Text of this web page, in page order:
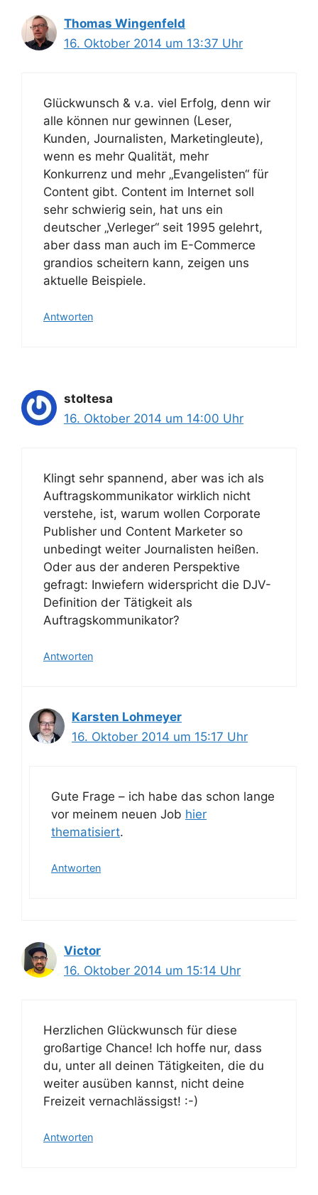
Thomas Wingenfeld
16. Oktober 2014 um 13:37 Uhr
Glückwunsch & v.a. viel Erfolg, denn wir
alle können nur gewinnen (Leser,
Kunden, Journalisten, Marketingleute),
wenn es mehr Qualität, mehr
Konkurrenz und mehr „Evangelisten“ für
Content gibt. Content im Internet soll
sehr schwierig sein, hat uns ein
deutscher „Verleger“ seit 1995 gelehrt,
aber dass man auch im E-Commerce
grandios scheitern kann, zeigen uns
aktuelle Beispiele.
Antworten
stoltesa
16. Oktober 2014 um 14:00 Uhr
Klingt sehr spannend, aber was ich als
Auftragskommunikator wirklich nicht
verstehe, ist, warum wollen Corporate
Publisher und Content Marketer so
unbedingt weiter Journalisten heißen.
Oder aus der anderen Perspektive
gefragt: Inwiefern widerspricht die DJV-
Definition der Tätigkeit als
Auftragskommunikator?
Antworten
Karsten Lohmeyer
16. Oktober 2014 um 15:17 Uhr
Gute Frage – ich habe das schon lange
vor meinem neuen Job hier
thematisiert.
Antworten
Victor
16. Oktober 2014 um 15:14 Uhr
Herzlichen Glückwunsch für diese
großartige Chance! Ich hoffe nur, dass
du, unter all deinen Tätigkeiten, die du
weiter ausüben kannst, nicht deine
Freizeit vernachlässigst! :-)
Antworten